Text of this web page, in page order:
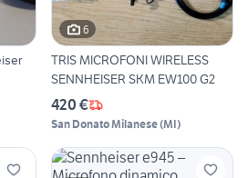
6
TRIS MICROFONI WIRELESS
SENNHEISER SKM EW100 G2
420 €
San Donato Milanese(MI)